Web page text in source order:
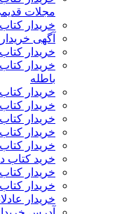
مجلات
خریدار
آگهی
خریدار
خریدار
باطله
خریدار
خریدار
خریدار
خریدار
خریدار
خرید کتاب
خریدار
خریدار
خریدار